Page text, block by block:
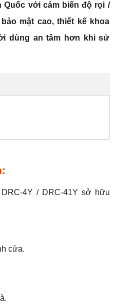
Quốc với cảm biến độ rọi /
mật cao, thiết kế khoa
dùng an tâm hơn khi sử
4Y / DRC-41Y sở hữu
cửa.